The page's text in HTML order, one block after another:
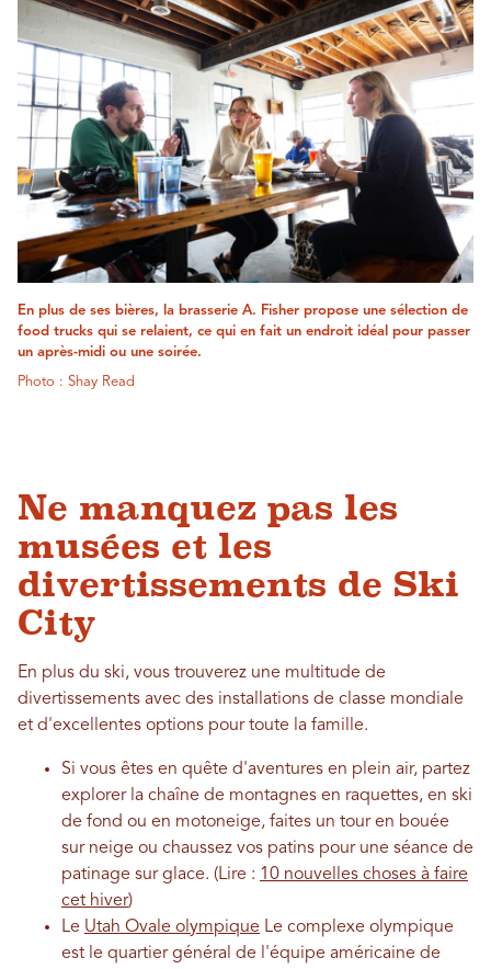
En plus de ses bières, la brasserie A. Fisher propose une sélection de
food trucks qui se relaient, ce qui en fait un endroit idéal pour passer
un après-midi ou une soirée.
Photo : Shay Read
Ne manquez pas les
musées et les
divertissements de Ski
City
En plus du ski, vous trouverez une multitude de
divertissements avec des installations de classe mondiale
et d'excellentes options pour toute la famille.
Si vous êtes en quête d'aventures en plein air, partez
explorer la chaîne de montagnes en raquettes, en ski
de fond ou en motoneige, faites un tour en bouée
sur neige ou chaussez vos patins pour une séance de
patinage sur glace. (Lire : 10 nouvelles choses à faire
cet hiver)
Le Utah Ovale olympique Le complexe olympique
est le quartier général de l'équipe américaine de